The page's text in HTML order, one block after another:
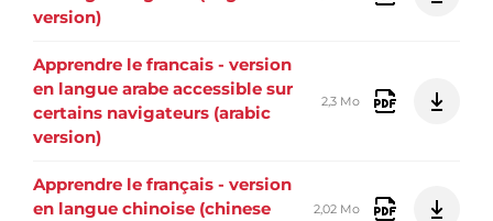
version)
Apprendre le francais - version
en langue arabe accessible sur
certains navigateurs (arabic
version)
2,3 Mo
Apprendre le français - version
en langue chinoise (chinese
2,02 Mo